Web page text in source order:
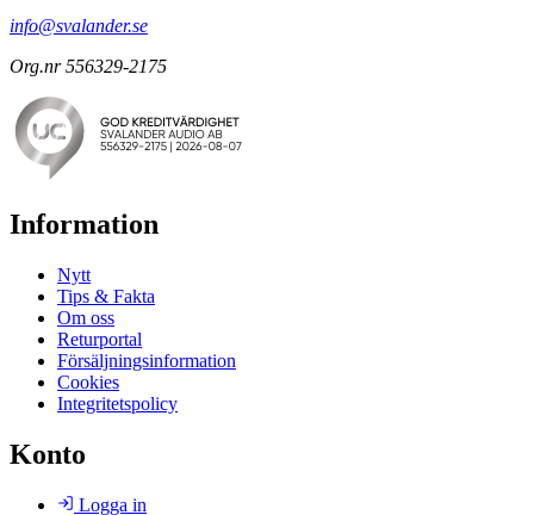
info@svalander.se
Org.nr 556329-2175
Information
Nytt
Tips & Fakta
Om oss
Returportal
Försäljningsinformation
Cookies
Integritetspolicy
Konto
Logga in